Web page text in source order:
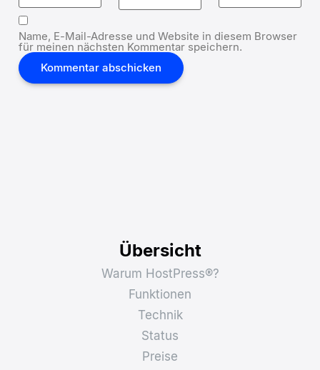
Name, E-Mail-Adresse und Website in diesem Browser
für meinen nächsten Kommentar speichern.
Übersicht
Warum HostPress®?
Funktionen
Technik
Status
Preise